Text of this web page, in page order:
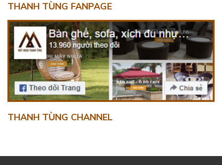
THANH TÙNG FANPAGE
THANH TÙNG CHANNEL